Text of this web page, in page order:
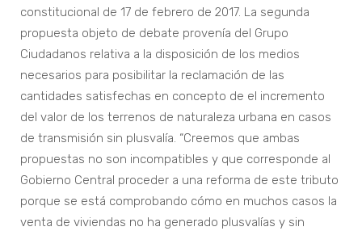
constitucional de 17 de febrero de 2017. La segunda
propuesta objeto de debate provenía del Grupo
Ciudadanos relativa a la disposición de los medios
necesarios para posibilitar la reclamación de las
cantidades satisfechas en concepto de el incremento
del valor de los terrenos de naturaleza urbana en casos
de transmisión sin plusvalía. “Creemos que ambas
propuestas no son incompatibles y que corresponde al
Gobierno Central proceder a una reforma de este tributo
porque se está comprobando cómo en muchos casos la
venta de viviendas no ha generado plusvalías y sin